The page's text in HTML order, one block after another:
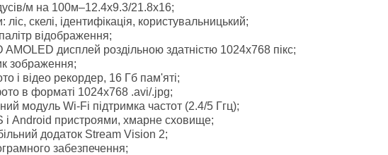
м на 100м–12.4x9.3/21.8x16;
скелі, ідентифікація, користувальницький;
відображення;
AMOLED дисплей роздільною здатністю 1024x768 пікс;
зображення;
і відео рекордер, 16 Гб пам'яті;
в форматі 1024x768 .avi/.jpg;
модуль Wi-Fi підтримка частот (2.4/5 Ггц);
і Android пристроями, хмарне сховище;
додаток Stream Vision 2;
забезпечення;